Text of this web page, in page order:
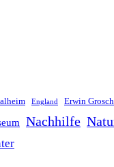
England Erwin
Nachhilfe